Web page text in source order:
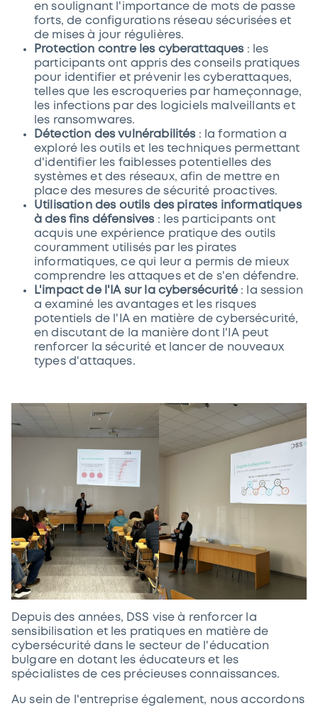
en soulignant l'importance de mots de passe
forts, de configurations réseau sécurisées et
de mises à jour régulières.
Protection contre les cyberattaques : les
participants ont appris des conseils pratiques
pour identifier et prévenir les cyberattaques,
telles que les escroqueries par hameçonnage,
les infections par des logiciels malveillants et
les ransomwares.
Détection des vulnérabilités : la formation a
exploré les outils et les techniques permettant
d'identifier les faiblesses potentielles des
systèmes et des réseaux, afin de mettre en
place des mesures de sécurité proactives.
Utilisation des outils des pirates informatiques
à des fins défensives : les participants ont
acquis une expérience pratique des outils
couramment utilisés par les pirates
informatiques, ce qui leur a permis de mieux
comprendre les attaques et de s'en défendre.
L'impact de l'IA sur la cybersécurité: la session
a examiné les avantages et les risques
potentiels de l'IA en matière de cybersécurité,
en discutant de la manière dont l'IA peut
renforcer la sécurité et lancer de nouveaux
types d'attaques.
Depuis des années, DSS vise à renforcer la
sensibilisation et les pratiques en matière de
cybersécurité dans le secteur de l'éducation
bulgare en dotant les éducateurs et les
spécialistes de ces précieuses connaissances.
Au sein de l'entreprise également, nous accordons